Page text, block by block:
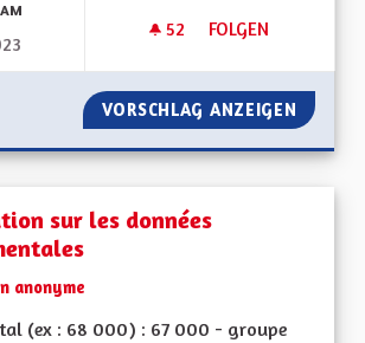
52 52 FOLLOWER
FOLGEN
UNE ALSACE
VORSCHLAG ANZEIGEN UNE
sur les données
anonyme
(ex : 68 000) : 67 000 - groupe